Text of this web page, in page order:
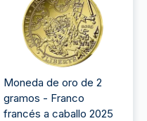
Moneda de oro de 2
gramos - Franco
francés a caballo 2025